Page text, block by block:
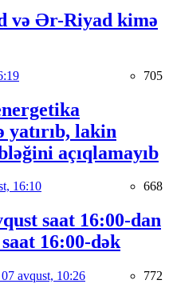
və Ər-Riyad kimə
705
yatırıb, lakin
açıqlamayıb
16:10 668
saat 16:00-dan
16:00-dək
07 avqust, 10:26 772